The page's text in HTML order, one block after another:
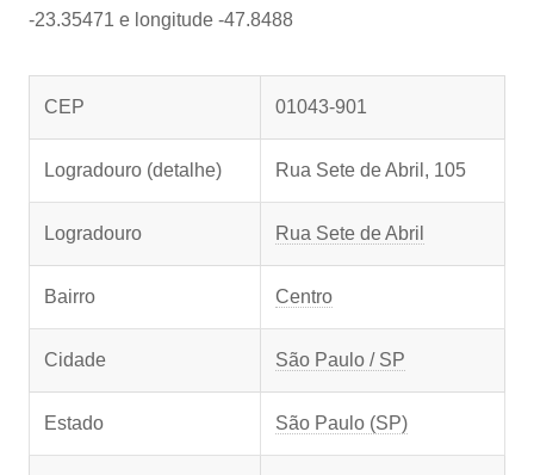
-23.35471 e longitude -47.8488
CEP 01043-901
Logradouro (detalhe) Rua Sete de Abril, 105
Logradouro Rua Sete de Abril
Bairro Centro
Cidade São Paulo / SP
Estado São Paulo (SP)